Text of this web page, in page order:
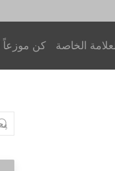
الخاصة كن موزعاً